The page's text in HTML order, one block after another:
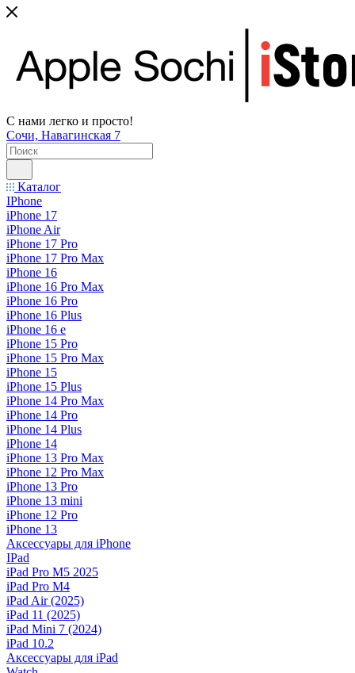
С нами легко и просто!
Сочи, Навагинская 7
Каталог
IPhone
iPhone 17
iPhone Air
iPhone 17 Pro
iPhone 17 Pro Max
iPhone 16
iPhone 16 Pro Max
iPhone 16 Pro
iPhone 16 Plus
iPhone 16 e
iPhone 15 Pro
iPhone 15 Pro Max
iPhone 15
iPhone 15 Plus
iPhone 14 Pro Max
iPhone 14 Pro
iPhone 14 Plus
iPhone 14
iPhone 13 Pro Max
iPhone 12 Pro Max
iPhone 13 Pro
iPhone 13 mini
iPhone 12 Pro
iPhone 13
Аксессуары для iPhone
IPad
iPad Pro M5 2025
iPad Pro M4
iPad Air (2025)
iPad 11 (2025)
iPad Mini 7 (2024)
iPad 10.2
Аксессуары для iPad